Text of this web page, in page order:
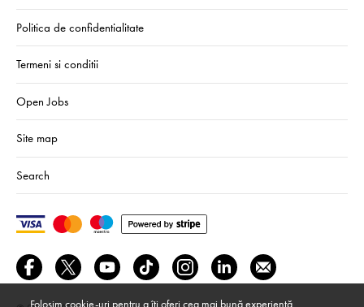
Politica de confidentialitate
Termeni si conditii
Open Jobs
Site map
Search
Folosim cookie-uri pentru a îți oferi cea mai bună experiență